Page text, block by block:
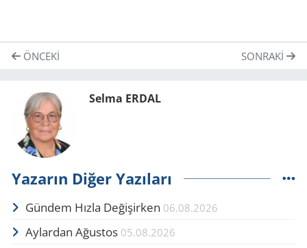
ÖNCEKI SONRAKI
Selma ERDAL
Yazarın Diğer Yazıları
Gündem Hızla Değişirken 06.08.2026
Aylardan Ağustos 05.08.2026